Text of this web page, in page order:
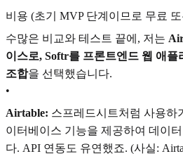
비용 (초기 MVP 단계이므로 무료
수많은 비교와 테스트 끝에, 저는
이스로, Softr를 프론트엔드 웹 애
조합을 선택했습니다.
•
Airtable: 스프레드시트처럼 사용하
이터베이스 기능을 제공하여 데이
다. API 연동도 유연했죠. (사실: